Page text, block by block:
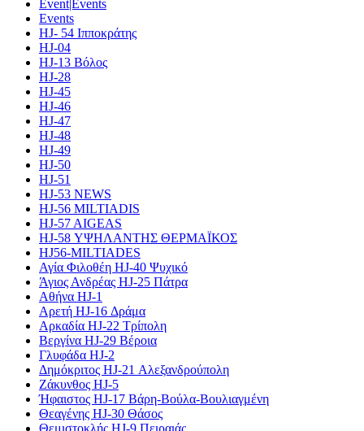
Event|Events
Events
HJ- 54 Ιπποκράτης
HJ-04
HJ-13 Βόλος
HJ-28
HJ-45
HJ-46
HJ-47
HJ-48
HJ-49
HJ-50
HJ-51
HJ-53 NEWS
HJ-56 MILTIADIS
HJ-57 AIGEAS
HJ-58 ΥΨΗΛΑΝΤΗΣ ΘΕΡΜΑΪΚΟΣ
HJ56-MILTIADES
Αγία Φιλοθέη HJ-40 Ψυχικό
Άγιος Ανδρέας HJ-25 Πάτρα
Αθήνα HJ-1
Αρετή HJ-16 Δράμα
Αρκαδία HJ-22 Τρίπολη
Βεργίνα HJ-29 Βέροια
Γλυφάδα HJ-2
Δημόκριτος HJ-21 Αλεξανδρούπολη
Ζάκυνθος HJ-5
Ήφαιστος HJ-17 Βάρη-Βούλα-Βουλιαγμένη
Θεαγένης HJ-30 Θάσος
Θεμιστοκλής HJ-9 Πειραιάς